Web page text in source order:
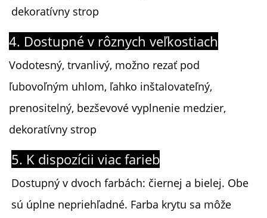
dekoratívny strop
4. Dostupné v rôznych veľkostiach
Vodotesný, trvanlivý, možno rezať pod
ľubovoľným uhlom, ľahko inštalovateľný,
prenositelný, bezševové vyplnenie medzier,
dekoratívny strop
5. K dispozícii viac farieb
Dostupný v dvoch farbách: čiernej a bielej. Obe
sú úplne nepriehľadné. Farba krytu sa môže